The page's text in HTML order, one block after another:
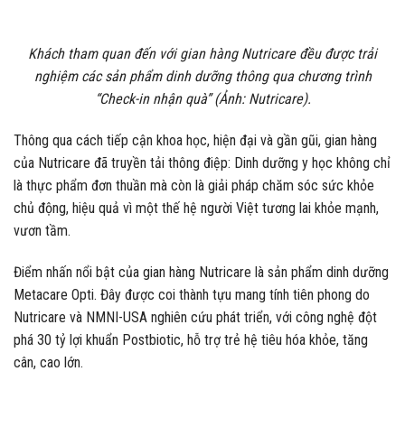
Khách tham quan đến với gian hàng Nutricare đều được trải
nghiệm các sản phẩm dinh dưỡng thông qua chương trình
“Check-in nhận quà” (Ảnh: Nutricare).
Thông qua cách tiếp cận khoa học, hiện đại và gần gũi, gian hàng
của Nutricare đã truyền tải thông điệp: Dinh dưỡng y học không chỉ
là thực phẩm đơn thuần mà còn là giải pháp chăm sóc sức khỏe
chủ động, hiệu quả vì một thế hệ người Việt tương lai khỏe mạnh,
vươn tầm.
Điểm nhấn nổi bật của gian hàng Nutricare là sản phẩm dinh dưỡng
Metacare Opti. Đây được coi thành tựu mang tính tiên phong do
Nutricare và NMNI-USA nghiên cứu phát triển, với công nghệ đột
phá 30 tỷ lợi khuẩn Postbiotic, hỗ trợ trẻ hệ tiêu hóa khỏe, tăng
cân, cao lớn.